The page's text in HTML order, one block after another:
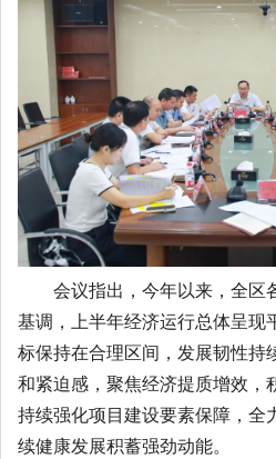
会议指出，今年以来，全区
基调，上半年经济运行总体呈现
标保持在合理区间，发展韧性持
和紧迫感，聚焦经济提质增效，
持续强化项目建设要素保障，全
续健康发展积蓄强劲动能。